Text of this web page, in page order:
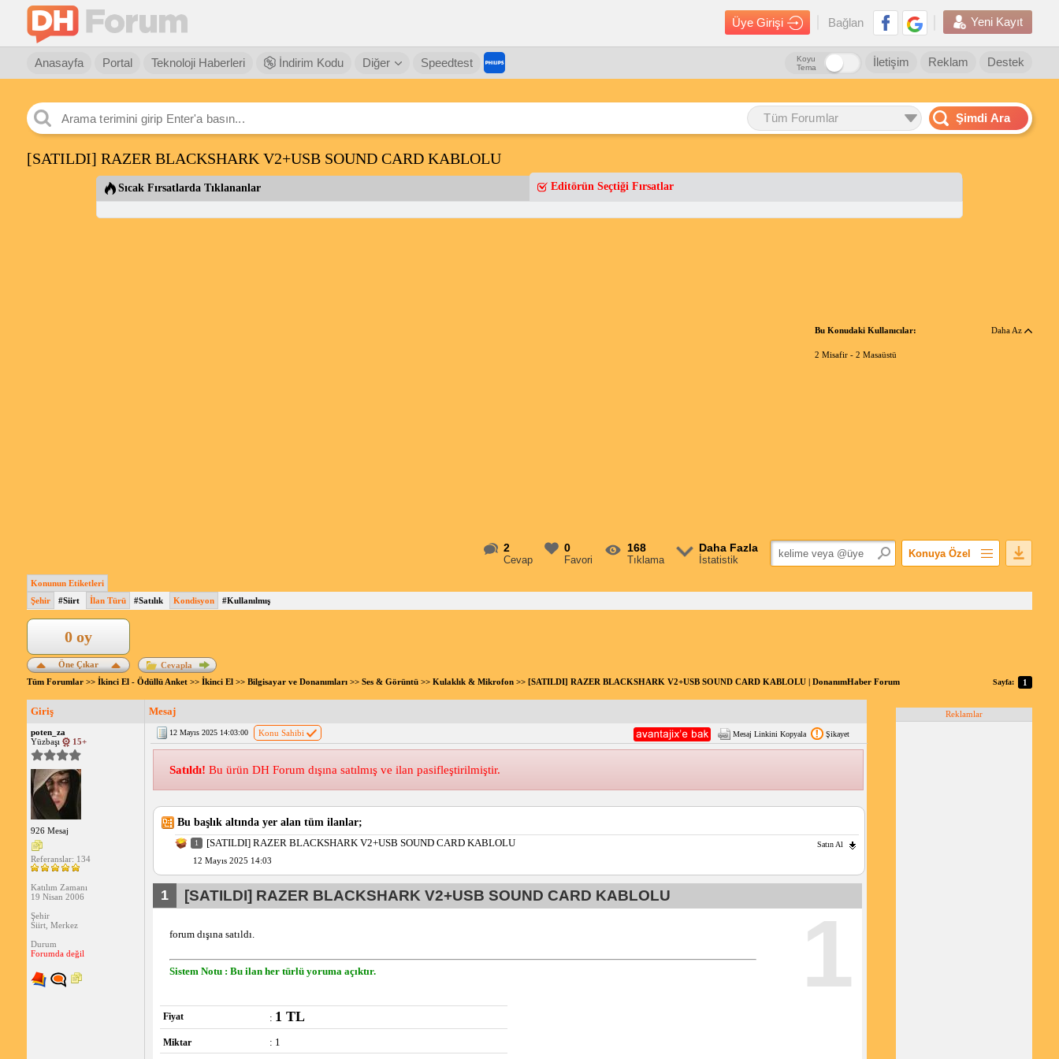
Üye Girişi Bağlan Yeni Kayıt
Anasayfa Portal Teknoloji Haberleri İndirim Kodu Diğer Speedtest Destek
Reklam
İletişim
Koyu
Tema
Tüm Forumlar Şimdi Ara
[SATILDI] RAZER BLACKSHARK V2+USB SOUND CARD KABLOLU
Sıcak Fırsatlarda Tıklananlar Editörün Seçtiği Fırsatlar
Bu Konudaki Kullanıcılar: Daha Az
2 Misafir - 2 Masaüstü
2
Cevap
0
Favori
168
Tıklama
Daha Fazla
İstatistik
Konuya Özel
E-Posta Aboneliği
Konunun Etiketleri
Şehir
#Siirt İlan Türü #Satılık Kondisyon #Kullanılmış
Öne Çıkar
0 oy
Cevapla
Tüm Forumlar>> İkinci El - Ödüllü Anket>> İkinci El>> Bilgisayar ve Donanımları>> Ses & Görüntü>> Kulaklık & Mikrofon>> [SATILDI] RAZER BLACKSHARK V2+USB SOUND CARD KABLOLU | DonanımHaber Forum Sayfa: 1
Giriş Mesaj
poten_za
Yüzbaşı
15+
926 Mesaj
Referanslar: 134
Katılım Zamanı
19 Nisan 2006
Şehir
Siirt, Merkez
Durum
Forumda değil
12 Mayıs 2025 14:03:00 Konu Sahibi Mesaj Linkini Kopyala Şikayet
Satıldı! Bu ürün DH Forum dışına satılmış ve ilan pasifleştirilmiştir.
Bu başlık altında yer alan tüm ilanlar;
1 [SATILDI] RAZER BLACKSHARK V2+USB SOUND CARD KABLOLU Satın Al
12 Mayıs 2025 14:03
1
1 [SATILDI] RAZER BLACKSHARK V2+USB SOUND CARD KABLOLU
forum dışına satıldı.
Sistem Notu : Bu ilan her türlü yoruma açıktır.
Fiyat : 1 TL
Miktar : 1
Reklamlar